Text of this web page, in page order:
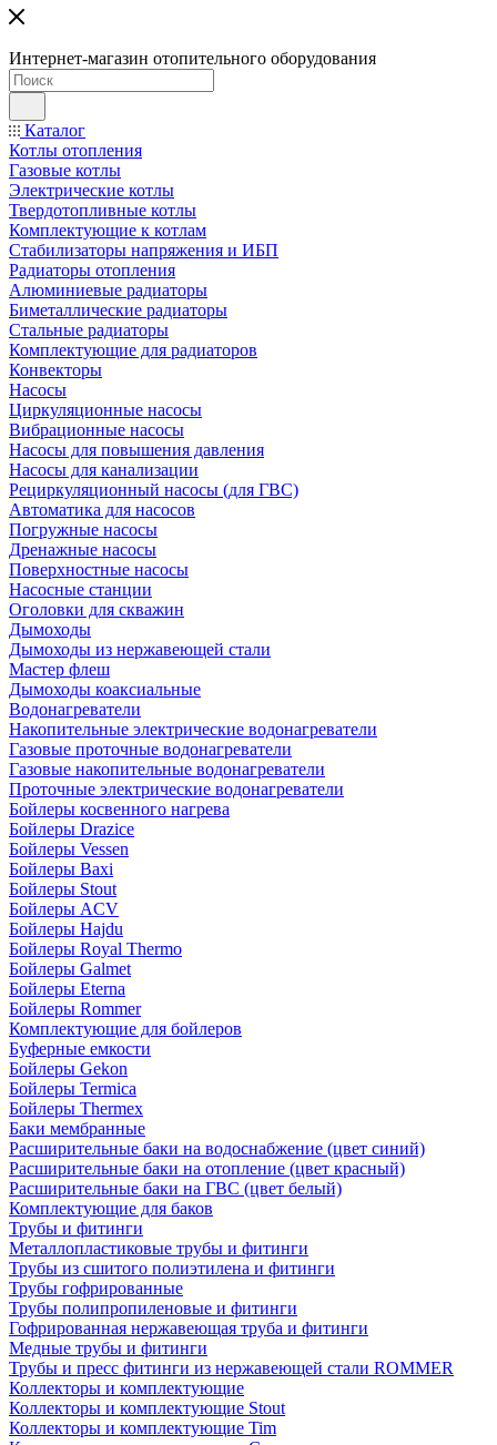
Интернет-магазин отопительного оборудования
Каталог
Котлы отопления
Газовые котлы
Электрические котлы
Твердотопливные котлы
Комплектующие к котлам
Стабилизаторы напряжения и ИБП
Радиаторы отопления
Алюминиевые радиаторы
Биметаллические радиаторы
Стальные радиаторы
Комплектующие для радиаторов
Конвекторы
Насосы
Циркуляционные насосы
Вибрационные насосы
Насосы для повышения давления
Насосы для канализации
Рециркуляционный насосы (для ГВС)
Автоматика для насосов
Погружные насосы
Дренажные насосы
Поверхностные насосы
Насосные станции
Оголовки для скважин
Дымоходы
Дымоходы из нержавеющей стали
Мастер флеш
Дымоходы коаксиальные
Водонагреватели
Накопительные электрические водонагреватели
Газовые проточные водонагреватели
Газовые накопительные водонагреватели
Проточные электрические водонагреватели
Бойлеры косвенного нагрева
Бойлеры Drazice
Бойлеры Vessen
Бойлеры Baxi
Бойлеры Stout
Бойлеры ACV
Бойлеры Hajdu
Бойлеры Royal Thermo
Бойлеры Galmet
Бойлеры Eterna
Бойлеры Rommer
Комплектующие для бойлеров
Буферные емкости
Бойлеры Gekon
Бойлеры Termica
Бойлеры Thermex
Баки мембранные
Расширительные баки на водоснабжение (цвет синий)
Расширительные баки на отопление (цвет красный)
Расширительные баки на ГВС (цвет белый)
Комплектующие для баков
Трубы и фитинги
Металлопластиковые трубы и фитинги
Трубы из сшитого полиэтилена и фитинги
Трубы гофрированные
Трубы полипропиленовые и фитинги
Гофрированная нержавеющая труба и фитинги
Медные трубы и фитинги
Трубы и пресс фитинги из нержавеющей стали ROMMER
Коллекторы и комплектующие
Коллекторы и комплектующие Stout
Коллекторы и комплектующие Tim